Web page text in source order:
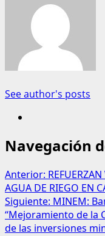
See author's posts
Navegación
Anterior:
AGUA DE RIEGO EN
Siguiente: MINEM:
“Mejoramiento de la
de las inversiones